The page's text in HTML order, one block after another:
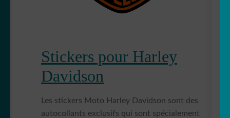
Stickers pour Harley
Davidson
Les stickers Moto Harley Davidson sont des
autocollants exclusifs qui sont spécialement